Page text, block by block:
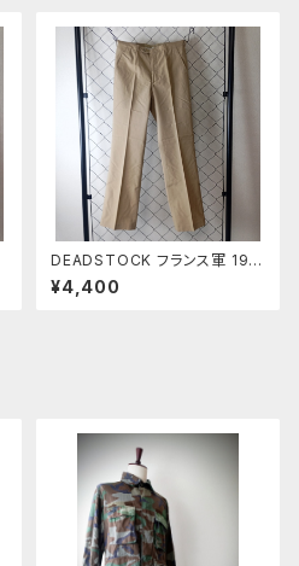
DEADSTOCK フランス軍 197
0〜1980年代 AIR FORCE ド
レスパンツ
¥4,400